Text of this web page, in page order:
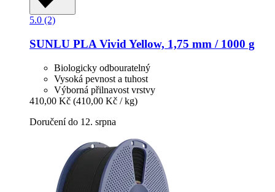
5.0 (2)
SUNLU PLA Vivid Yellow, 1,75 mm / 1000 g
Biologicky odbouratelný
Vysoká pevnost a tuhost
Výborná přilnavost vrstvy
410,00 Kč (410,00 Kč / kg)
Doručení do 12. srpna